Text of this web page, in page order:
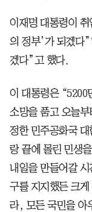
이재명 대통령이
의 정부’가 되겠다
겠다”고 했다.
이 대통령은 “5200
소망을 품고 오늘
정한 민주공화국
랑 끝에 몰린 민생
내일을 만들어갈
구를 지지했든 크
라, 모든 국민을 아